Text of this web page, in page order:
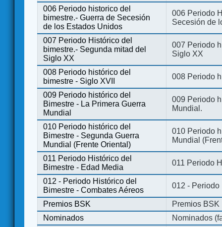
006 Periodo historico del
bimestre.- Guerra de Secesión
de los Estados Unidos
006 Periodo
Secesión de
007 Periodo Histórico del
bimestre.- Segunda mitad del
Siglo XX
007 Periodo
Siglo XX
008 Periodo histórico del
bimestre - Siglo XVII
008 Periodo
009 Periodo histórico del
Bimestre - La Primera Guerra
Mundial
009 Periodo
Mundial.
010 Periodo histórico del
Bimestre - Segunda Guerra
Mundial (Frente Oriental)
010 Periodo
Mundial
011 Periodo Histórico del
Bimestre - Edad Media
011 Periodo
012 - Periodo Histórico del
Bimestre - Combates Aéreos
012 - Periodo
Premios BSK
Premios BSK
Nominados
Nominados